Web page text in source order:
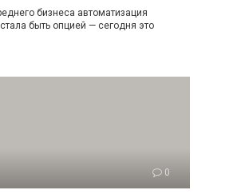
бизнеса автоматизация
быть опцией — сегодня это
0